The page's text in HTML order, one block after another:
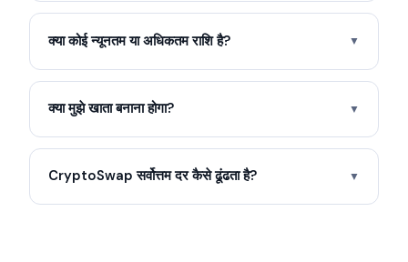
क्या कोई न्यूनतम या अधिकतम राशि है? ▼
क्या मुझे खाता बनाना होगा? ▼
CryptoSwap सर्वोत्तम दर कैसे ढूंढता है? ▼